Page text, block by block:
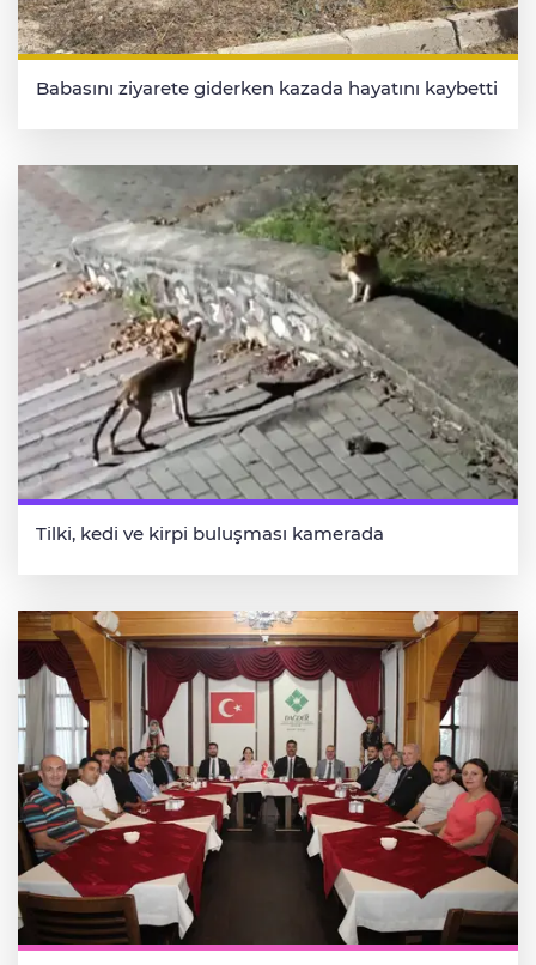
Babasını ziyarete giderken kazada hayatını kaybetti
Tilki, kedi ve kirpi buluşması kamerada